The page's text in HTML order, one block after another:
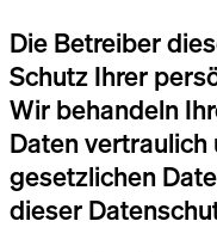
Die Betreiber
Schutz Ihrer
Wir behandeln
Daten
gesetzlichen
dieser